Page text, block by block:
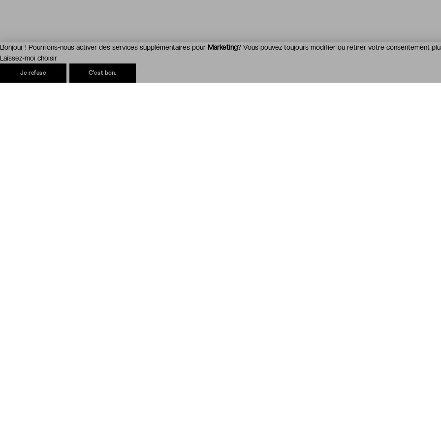
Bonjour ! Pourrions-nous activer des services supplémentaires pour Marketing? Vous pouvez toujours modifier ou retirer votre consentement
Laissez-moi choisir
Je refuse C'est bon.